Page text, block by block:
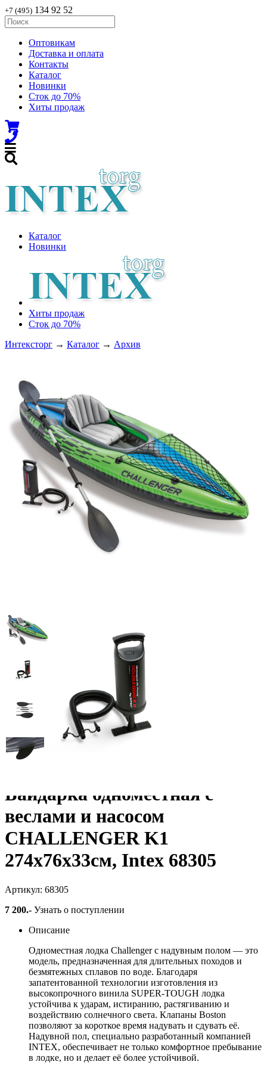
+7 (495) 134 92 52
Оптовикам
Доставка и оплата
Контакты
Каталог
Новинки
Сток до 70%
Хиты продаж
Каталог
Новинки
Хиты продаж
Сток до 70%
Интексторг → Каталог → Архив
Байдарка одноместная с
веслами и насосом
CHALLENGER K1
274х76х33см, Intex 68305
Артикул: 68305
7 200.- Узнать о поступлении
Описание
Одноместная лодка Challenger с надувным полом — это
модель, предназначенная для длительных походов и
безмятежных сплавов по воде. Благодаря
запатентованной технологии изготовления из
высокопрочного винила SUPER-TOUGH лодка
устойчива к ударам, истиранию, растягиванию и
воздействию солнечного света. Клапаны Boston
позволяют за короткое время надувать и сдувать её.
Надувной пол, специально разработанный компанией
INTEX, обеспечивает не только комфортное пребывание
в лодке, но и делает её более устойчивой.